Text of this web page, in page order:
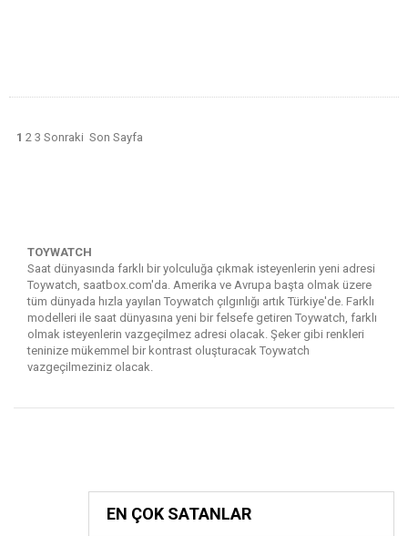
1 2 3 Sonraki Son Sayfa
TOYWATCH
Saat dünyasında farklı bir yolculuğa çıkmak isteyenlerin yeni adresi
Toywatch, saatbox.com'da. Amerika ve Avrupa başta olmak üzere
tüm dünyada hızla yayılan Toywatch çılgınlığı artık Türkiye'de. Farklı
modelleri ile saat dünyasına yeni bir felsefe getiren Toywatch, farklı
olmak isteyenlerin vazgeçilmez adresi olacak. Şeker gibi renkleri
teninize mükemmel bir kontrast oluşturacak Toywatch
vazgeçilmeziniz olacak.
EN ÇOK SATANLAR